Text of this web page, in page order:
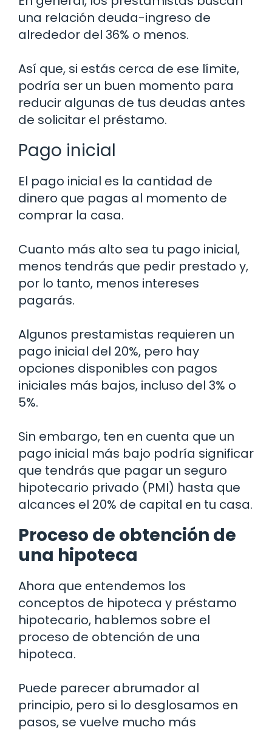
una relación deuda-ingreso de
alrededor del 36% o menos.
Así que, si estás cerca de ese límite,
podría ser un buen momento para
reducir algunas de tus deudas antes
de solicitar el préstamo.
Pago inicial
El pago inicial es la cantidad de
dinero que pagas al momento de
comprar la casa.
Cuanto más alto sea tu pago inicial,
menos tendrás que pedir prestado y,
por lo tanto, menos intereses
pagarás.
Algunos prestamistas requieren un
pago inicial del 20%, pero hay
opciones disponibles con pagos
iniciales más bajos, incluso del 3% o
5%.
Sin embargo, ten en cuenta que un
pago inicial más bajo podría significar
que tendrás que pagar un seguro
hipotecario privado (PMI) hasta que
alcances el 20% de capital en tu casa.
Proceso de obtención de
una hipoteca
Ahora que entendemos los
conceptos de hipoteca y préstamo
hipotecario, hablemos sobre el
proceso de obtención de una
hipoteca.
Puede parecer abrumador al
principio, pero si lo desglosamos en
pasos, se vuelve mucho más